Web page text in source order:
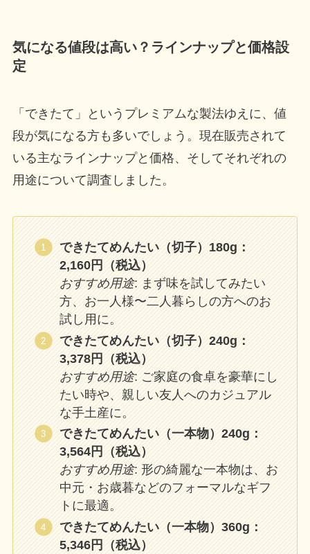
気になる値段は高い？ラインナップと価格設
定
「できたて」というプレミアムな製法ゆえに、値
段が気になる方も多いでしょう。現在販売されて
いる主なラインナップと価格、そしてそれぞれの
用途について調査しました。
できたてめんたい（切子）180g：
2,160円（税込）
おすすめ用途: まず味を試してみたい
方、お一人様〜二人暮らしの方へのお
試し用に。
できたてめんたい（切子）240g：
3,378円（税込）
おすすめ用途: ご家庭の食卓を豪華にし
たい時や、親しい友人へのカジュアル
な手土産に。
できたてめんたい（一本物）240g：
3,564円（税込）
おすすめ用途: 形の綺麗な一本物は、お
中元・お歳暮などのフォーマルなギフ
トに最適。
できたてめんたい（一本物）360g：
5,346円（税込）